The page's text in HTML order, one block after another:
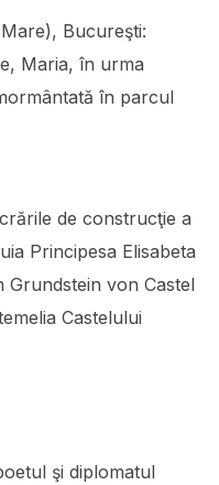
Bucureşti:
Maria, în urma
în parcul
de construcţie a
Principesa Elisabeta
Grundstein von Castel
Castelului
şi diplomatul